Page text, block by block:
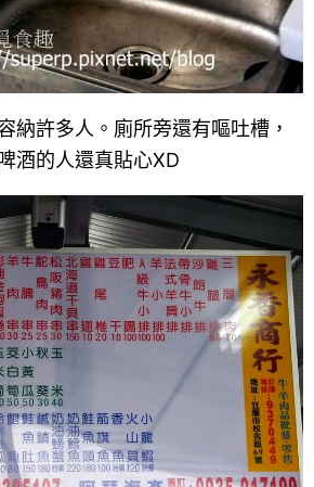
納許多人。廁所旁還有嘔吐槽，
酒的人還真貼心XD